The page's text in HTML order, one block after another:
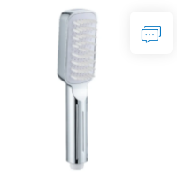
ומים קשים, שיפור איכות המים